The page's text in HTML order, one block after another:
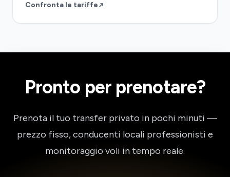
Confronta le tariffe
Pronto per prenotare?
Prenota il tuo transfer privato in pochi minuti —
prezzo fisso, conducenti locali professionisti e
monitoraggio voli in tempo reale.